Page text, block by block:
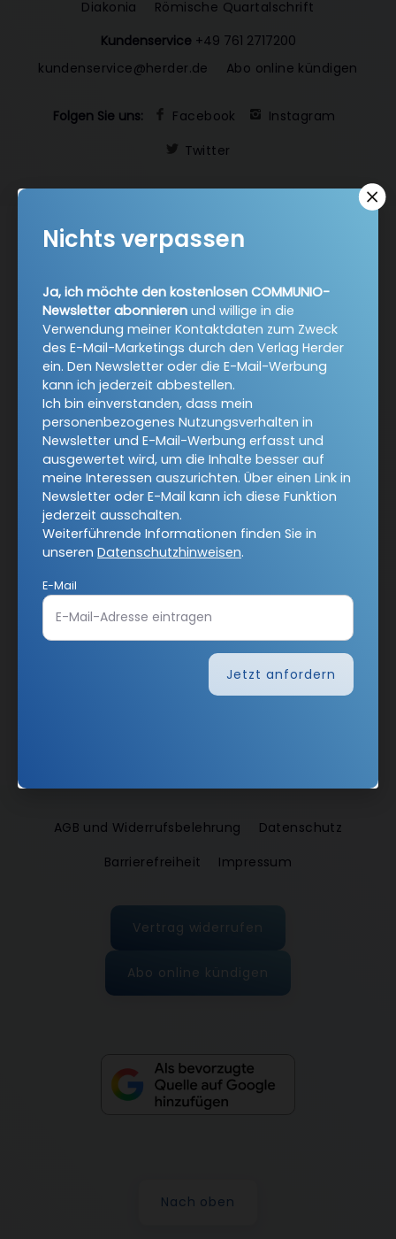
Diakonia
Römische Quartalschrift
Kundenservice +49 761 2717200
kundenservice@herder.de
Abo online kündigen
Folgen Sie uns: Facebook
Instagram
Twitter
Ja, ich möchte den kostenlosen COMMUNIO-Newsletter
abonnieren und willige in die Verwendung meiner
Kontaktdaten zum Zweck des E-Mail-Marketings durch
den Verlag Herder ein. Den Newsletter oder die E-Mail-
Werbung kann ich jederzeit abbestellen.
Ich bin einverstanden, dass mein personenbezogenes
Nutzungsverhalten in Newsletter und E-Mail-Werbung
erfasst und ausgewertet wird, um die Inhalte besser auf
meine Interessen auszurichten. Über einen Link in
Newsletter oder E-Mail kann ich diese Funktion jederzeit
ausschalten.
Weiterführende Informationen finden Sie in unseren
Datenschutzhinweisen.
E-Mail
Jetzt anmelden
AGB und Widerrufsbelehrung
Datenschutz
Barrierefreiheit
Impressum
Vertrag widerrufen
Abo online kündigen
Nach oben
Nichts verpassen
Ja, ich möchte den kostenlosen COMMUNIO-
Newsletter abonnieren und willige in die
Verwendung meiner Kontaktdaten zum Zweck
des E-Mail-Marketings durch den Verlag Herder
ein. Den Newsletter oder die E-Mail-Werbung
kann ich jederzeit abbestellen.
Ich bin einverstanden, dass mein
personenbezogenes Nutzungsverhalten in
Newsletter und E-Mail-Werbung erfasst und
ausgewertet wird, um die Inhalte besser auf
meine Interessen auszurichten. Über einen Link in
Newsletter oder E-Mail kann ich diese Funktion
jederzeit ausschalten.
Weiterführende Informationen finden Sie in
unseren Datenschutzhinweisen.
E-Mail
Jetzt anfordern